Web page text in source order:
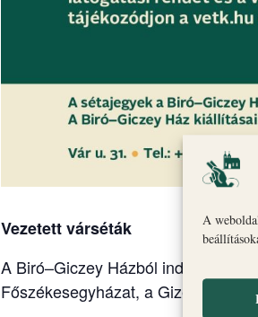
A
Vezetett várséták
A Biró–Giczey Házból induló
Főszékesegyházat, a Gizella